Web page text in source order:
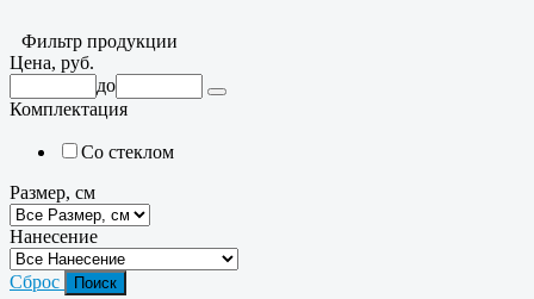
Фильтр продукции
Цена, руб.
до
Комплектация
Со стеклом
Размер, см
Нанесение
Сброс